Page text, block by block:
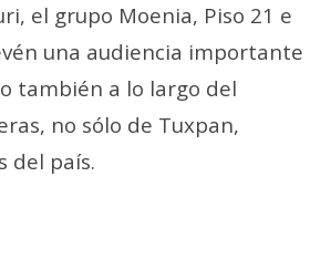
el grupo Moenia, Piso 21 e
una audiencia importante
también a lo largo del
no sólo de Tuxpan,
del país.